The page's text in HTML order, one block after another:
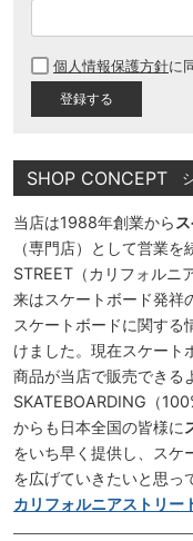
個人情報保護方針に
SHOP CONCEPT
当店は1988年創業から
（専門店）として営業
STREET（カリフォルニ
来はスケートボード発祥
スケートボードに関する
けました。現在スケート
商品が当店で販売できる
SKATEBOARDING（
からも日本全国の皆様に
をいち早く提供し、スケ
を広げていきたいと思っ
カリフォルニアストリー